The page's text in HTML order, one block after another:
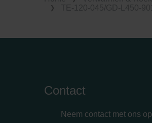
Contact
Neem contact met ons op